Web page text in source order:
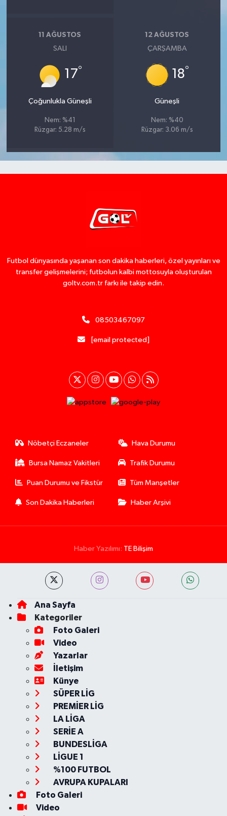
11 AĞUSTOS
SALI
17°
Çoğunlukla Güneşli
Nem: %41
Rüzgar: 5.28 m/s
12 AĞUSTOS
ÇARŞAMBA
18°
Güneşli
Nem: %40
Rüzgar: 3.06 m/s
Futbol dünyasında yaşanan son dakika haberleri, özel yayınları ve
transfer gelişmelerini; futbolun kalbi mottosuyla oluşturulan
goltv.com.tr farkı ile takip edin.
08503467097
[email protected]
Nöbetçi Eczaneler Hava Durumu
Bursa Namaz Vakitleri Trafik Durumu
Puan Durumu ve Fikstür Tüm Manşetler
Son Dakika Haberleri Haber Arşivi
Haber Yazılımı: TE Bilişim
Ana Sayfa
Kategoriler
Foto Galeri
Video
Yazarlar
İletişim
Künye
SÜPER LİG
PREMİER LİG
LA LİGA
SERİE A
BUNDESLİGA
LİGUE 1
%100 FUTBOL
AVRUPA KUPALARI
Foto Galeri
Video